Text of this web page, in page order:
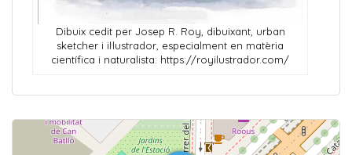
Dibuix cedit per Josep R. Roy, dibuixant, urban
sketcher i il·lustrador, especialment en matèria
científica i naturalista: https://royilustrador.com/